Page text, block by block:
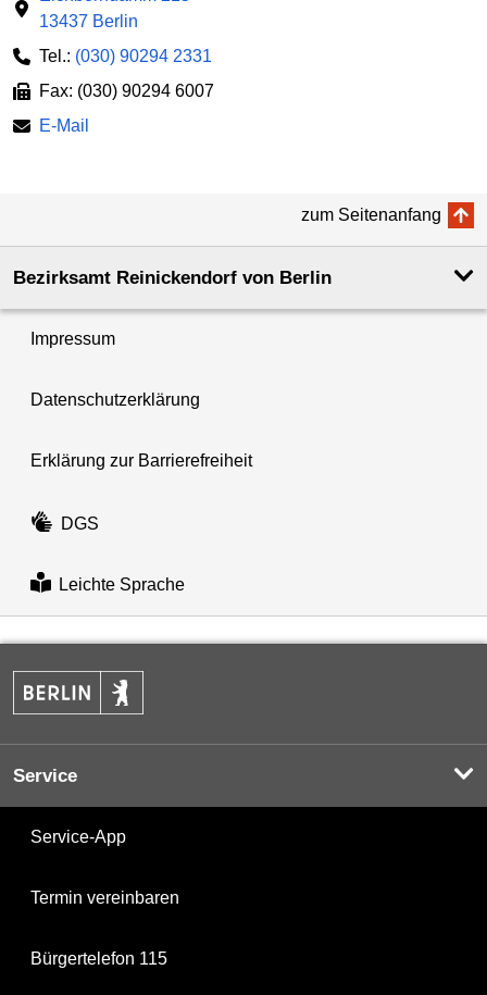
13437 Berlin
Tel.: (030) 90294 2331
Fax: (030) 90294 6007
E-Mail
zum Seitenanfang
Bezirksamt Reinickendorf von Berlin
Impressum
Datenschutzerklärung
Erklärung zur Barrierefreiheit
DGS
Leichte Sprache
Service
Service-App
Termin vereinbaren
Bürgertelefon 115